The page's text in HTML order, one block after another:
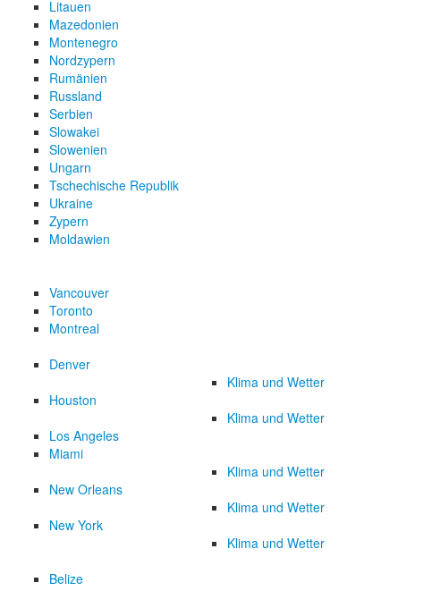
Litauen
Mazedonien
Montenegro
Nordzypern
Rumänien
Russland
Serbien
Slowakei
Slowenien
Ungarn
Tschechische Republik
Ukraine
Zypern
Moldawien
Vancouver
Toronto
Montreal
Denver
Klima und Wetter
Houston
Klima und Wetter
Los Angeles
Miami
Klima und Wetter
New Orleans
Klima und Wetter
New York
Klima und Wetter
Belize